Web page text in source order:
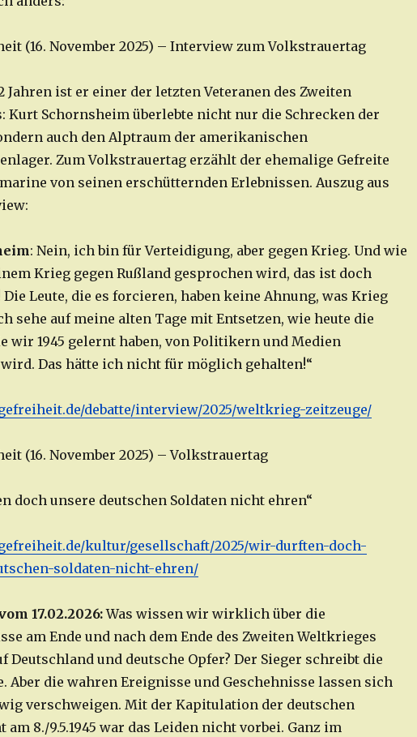
(16. November 2025) – Interview zum Volkstrauertag
Jahren ist er einer der letzten Veteranen des Zweiten
Kurt Schornsheim überlebte nicht nur die Schrecken der
auch den Alptraum der amerikanischen
Zum Volkstrauertag erzählt der ehemalige Gefreite
von seinen erschütternden Erlebnissen. Auszug aus
: Nein, ich bin für Verteidigung, aber gegen Krieg. Und wie
Krieg gegen Rußland gesprochen wird, das ist doch
Leute, die es forcieren, haben keine Ahnung, was Krieg
sehe auf meine alten Tage mit Entsetzen, wie heute die
wir 1945 gelernt haben, von Politikern und Medien
Das hätte ich nicht für möglich gehalten!“
debatte/interview/2025/weltkrieg-zeitzeuge/
(16. November 2025) – Volkstrauertag
doch unsere deutschen Soldaten nicht ehren“
kultur/gesellschaft/2025/wir-durften-doch-
soldaten-nicht-ehren/
17.02.2026:Was wissen wir wirklich über die
am Ende und nach dem Ende des Zweiten Weltkrieges
Deutschland und deutsche Opfer? Der Sieger schreibt die
Aber die wahren Ereignisse und Geschehnisse lassen sich
verschweigen. Mit der Kapitulation der deutschen
am 8./9.5.1945 war das Leiden nicht vorbei. Ganz im